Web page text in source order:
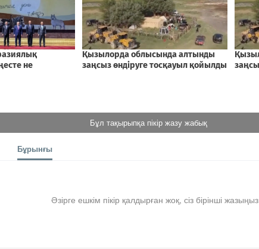
Бұл тақырыпқа пікір жазу жабық
Бұрынғы
Әзірге ешкім пікір қалдырған жоқ, сіз бірінші жазыңыз